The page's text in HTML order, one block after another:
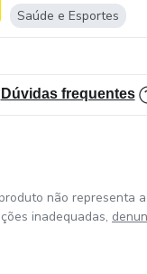
Saúde e Esportes
Dúvidas frequentes
não representa
inadequadas,